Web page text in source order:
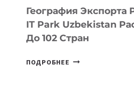
География Экспорта
IT Park Uzbekistan
До 102 Стран
ПОДРОБНЕЕ ГЕОГРАФИЯ